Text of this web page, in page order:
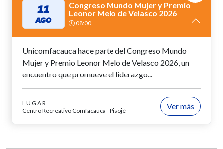
11
AGO
Congreso Mundo Mujer y Premio
Leonor Melo de Velasco 2026
08:00
Unicomfacauca hace parte del Congreso Mundo
Mujer y Premio Leonor Melo de Velasco 2026, un
encuentro que promueve el liderazgo...
LUGAR
Centro Recreativo Comfacauca - Pisojé
Ver más